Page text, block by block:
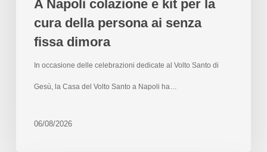
A Napoli colazione e kit per la
cura della persona ai senza
fissa dimora
In occasione delle celebrazioni dedicate al Volto Santo di
Gesù, la Casa del Volto Santo a Napoli ha…
06/08/2026